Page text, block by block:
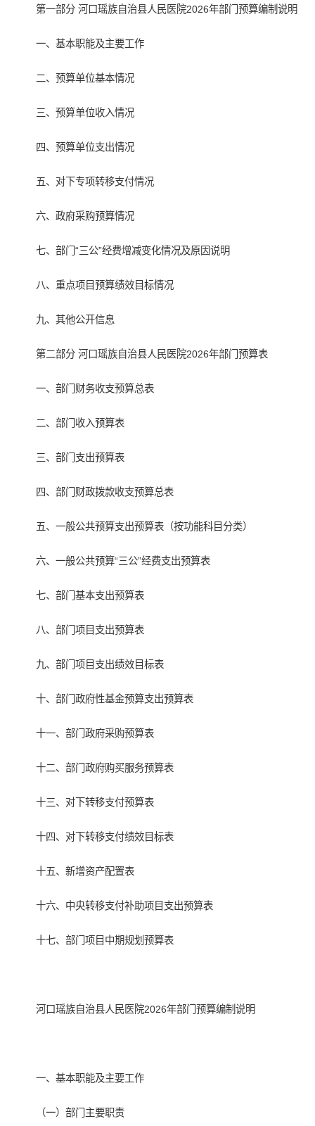
第一部分 河口瑶族自治县人民医院2026年部门预算编制说明
一、基本职能及主要工作
二、预算单位基本情况
三、预算单位收入情况
四、预算单位支出情况
五、对下专项转移支付情况
六、政府采购预算情况
七、部门“三公”经费增减变化情况及原因说明
八、重点项目预算绩效目标情况
九、其他公开信息
第二部分 河口瑶族自治县人民医院2026年部门预算表
一、部门财务收支预算总表
二、部门收入预算表
三、部门支出预算表
四、部门财政拨款收支预算总表
五、一般公共预算支出预算表（按功能科目分类）
六、一般公共预算“三公”经费支出预算表
七、部门基本支出预算表
八、部门项目支出预算表
九、部门项目支出绩效目标表
十、部门政府性基金预算支出预算表
十一、部门政府采购预算表
十二、部门政府购买服务预算表
十三、对下转移支付预算表
十四、对下转移支付绩效目标表
十五、新增资产配置表
十六、中央转移支付补助项目支出预算表
十七、部门项目中期规划预算表
河口瑶族自治县人民医院2026年部门预算编制说明
一、基本职能及主要工作
（一）部门主要职责